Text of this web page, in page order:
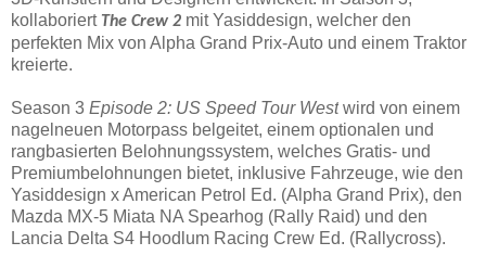
kollaboriert The Crew 2 mit Yasiddesign, welcher den
perfekten Mix von Alpha Grand Prix-Auto und einem Traktor
kreierte.
Season 3 Episode 2: US Speed Tour West wird von einem
nagelneuen Motorpass belgeitet, einem optionalen und
rangbasierten Belohnungssystem, welches Gratis- und
Premiumbelohnungen bietet, inklusive Fahrzeuge, wie den
Yasiddesign x American Petrol Ed. (Alpha Grand Prix), den
Mazda MX-5 Miata NA Spearhog (Rally Raid) und den
Lancia Delta S4 Hoodlum Racing Crew Ed. (Rallycross).